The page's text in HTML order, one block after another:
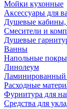
Мойки кухонные
Аксессуары для
Душевые кабины,
Смесители и
Душевые
Ванны
Напольные
Линолеум
Ламинированный
Расходные
Фурнитура для
Средства для